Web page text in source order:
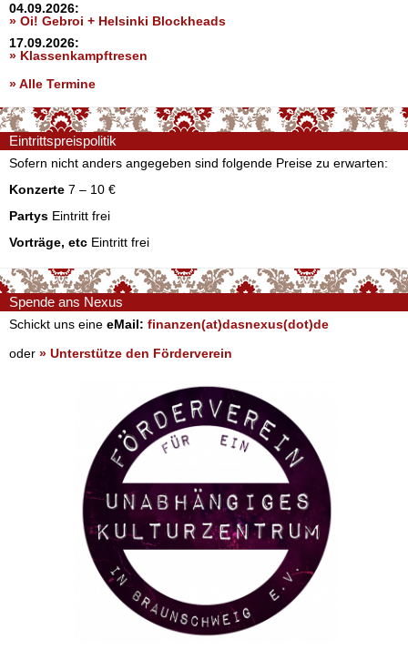
04.09.2026:
» Oi! Gebroi + Helsinki Blockheads
17.09.2026:
» Klassenkampftresen
» Alle Termine
Eintrittspreispolitik
Sofern nicht anders angegeben sind folgende Preise zu erwarten:
Konzerte 7 – 10 €
Partys Eintritt frei
Vorträge, etc Eintritt frei
Spende ans Nexus
Schickt uns eine eMail: finanzen(at)dasnexus(dot)de
oder » Unterstütze den Förderverein